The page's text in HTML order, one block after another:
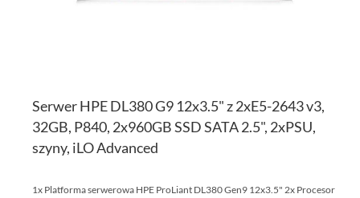
Serwer HPE DL380 G9 12x3.5" z 2xE5-2643 v3,
32GB, P840, 2x960GB SSD SATA 2.5", 2xPSU,
szyny, iLO Advanced
1x Platforma serwerowa HPE ProLiant DL380 Gen9 12x3.5" 2x Procesor